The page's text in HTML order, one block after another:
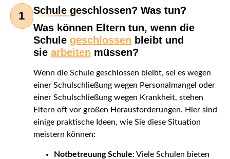
1
Schule geschlossen? Was tun?
Was können Eltern tun, wenn die
Schule geschlossen bleibt und
sie arbeiten müssen?
Wenn die Schule geschlossen bleibt, sei es wegen
einer Schulschließung wegen Personalmangel oder
einer Schulschließung wegen Krankheit, stehen
Eltern oft vor großen Herausforderungen. Hier sind
einige praktische Ideen, wie Sie diese Situation
meistern können:
Notbetreuung Schule: Viele Schulen bieten